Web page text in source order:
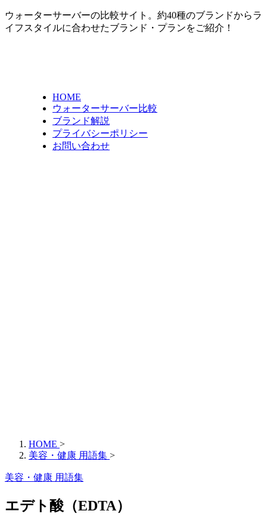
ウォーターサーバーの比較サイト。約40種のブランドからラ
イフスタイルに合わせたブランド・プランをご紹介！
HOME
ウォーターサーバー比較
ブランド解説
プライバシーポリシー
お問い合わせ
HOME >
美容・健康 用語集 >
美容・健康 用語集
エデト酸（EDTA）